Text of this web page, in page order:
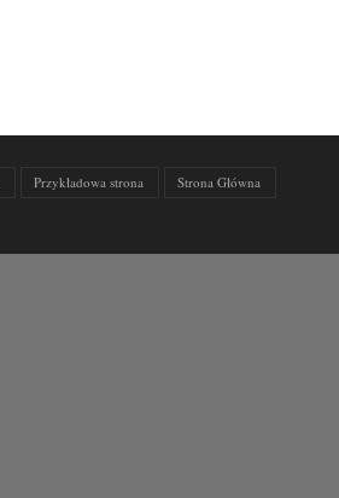
Przykładowa strona Strona Główna